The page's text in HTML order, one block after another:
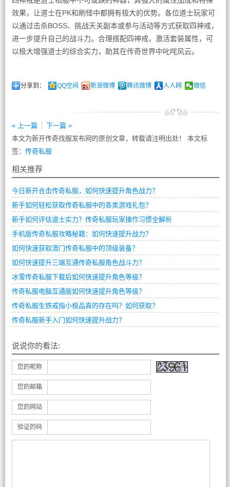
效果，让道士在PK和刷怪中都拥有极大的优势。各位道士玩家可
以通过击杀BOSS、挑战天关副本或参与活动等方式获取四神戒，
进一步提升自己的战斗力。合理搭配四神戒，激活套装属性，可
以极大增强道士的综合实力，助其在传奇世界中叱咤风云。
分享到： QQ空间 新浪微博 腾讯微博 人人网 微信
« 上一篇
下一篇 »
本文为新开传奇找服发布网的原创文章，转载请注明出处！ 本文标
签： 传奇私服
相关推荐
今日新开合击传奇私服，如何快速提升角色战力？
新手如何轻松获取传奇私服中的各类游戏礼包？
新手如何评估道士实力？传奇私服玩家操作习惯全解析
手机版传奇私服攻略秘籍：如何快速提升战力？
如何快速获取澳门传奇私服中的顶级装备？
如何快速提升三端互通传奇私服角色战斗力？
冰雪传奇私服下载后如何快速提升角色等级？
传奇私服电脑互通版如何快速提升角色等级？
传奇私服生铁戒指小极品真的存在吗？如何获取？
传奇私服新手入门如何快速提升战力？
说说你的看法:
您的昵称
您的邮箱
您的网站
验证的码